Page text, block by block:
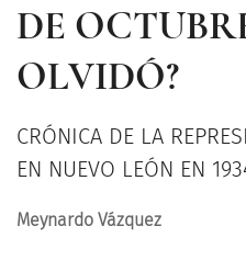
DE
OLVIDÓ?
CRÓNICA DE LA
EN NUEVO LEÓN EN
Meynardo Vázquez